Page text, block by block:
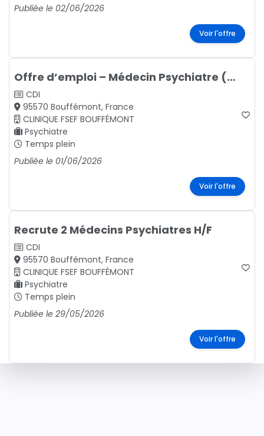
Publiée le 02/06/2026
Voir l'offre
Offre d’emploi – Médecin Psychiatre (H/F)
CDI
95570 Bouffémont, France
CLINIQUE FSEF BOUFFÉMONT
Psychiatre
Temps plein
Publiée le 01/06/2026
Voir l'offre
Recrute 2 Médecins Psychiatres H/F
CDI
95570 Bouffémont, France
CLINIQUE FSEF BOUFFÉMONT
Psychiatre
Temps plein
Publiée le 29/05/2026
Voir l'offre